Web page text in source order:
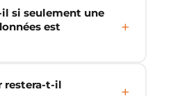
il si seulement une
est
restera-t-il